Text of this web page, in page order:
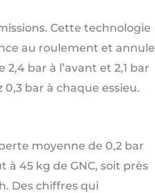
Cette technologie
au roulement et annule
bar à l’avant et 2,1 bar
bar à chaque essieu.
moyenne de 0,2 bar
45 kg de GNC, soit près
Des chiffres qui